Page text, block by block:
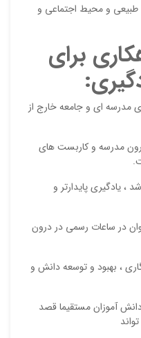
و محیط اجتماعی و
برای
مدرسه ای و جامعه خارج از
مدرسه و کاربست های
، یادگیری پایدارتر و
در ساعات رسمی در درون
، بهبود و توسعه دانش و
آموزان مستقیما قصد